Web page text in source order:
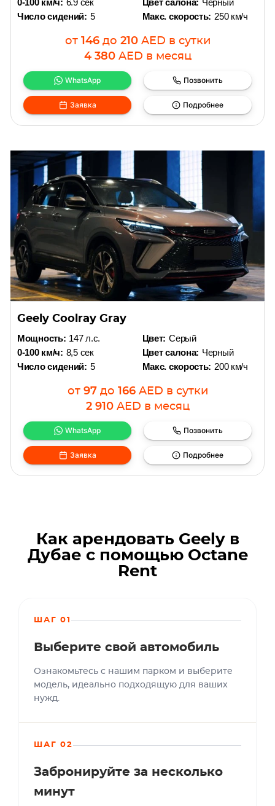
0-100 км/ч: 6.9 сек
Число сидений: 5
Цвет салона: Черный
Макс. скорость: 250 км/ч
от 146 до 210 AED в сутки
4 380 AED в месяц
WhatsApp Позвонить
Заявка Подробнее
Geely Coolray Gray
Мощность: 147 л.с.
0-100 км/ч: 8,5 сек
Число сидений: 5
Цвет: Серый
Цвет салона: Черный
Макс. скорость: 200 км/ч
от 97 до 166 AED в сутки
2 910 AED в месяц
WhatsApp Позвонить
Заявка Подробнее
Как арендовать Geely в
Дубае с помощью Octane
Rent
ШАГ 01
Выберите свой автомобиль
Ознакомьтесь с нашим парком и выберите
модель, идеально подходящую для ваших
нужд.
ШАГ 02
Забронируйте за несколько
минут